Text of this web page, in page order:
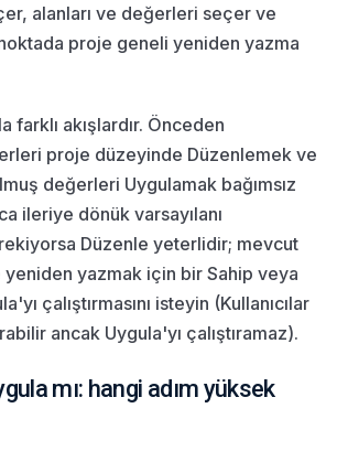
alanları ve değerleri seçer ve
proje geneli yeniden yazma
farklı akışlardır. Önceden
proje düzeyinde Düzenlemek ve
değerleri Uygulamak bağımsız
ileriye dönük varsayılanı
Düzenle yeterlidir; mevcut
yazmak için bir Sahip veya
çalıştırmasını isteyin (Kullanıcılar
ancak Uygula'yı çalıştıramaz).
mı: hangi adım yüksek